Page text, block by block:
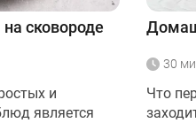
сковороде
и
является
30
Что